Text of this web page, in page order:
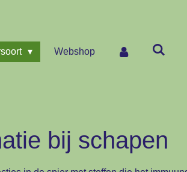
Webshop
bij schapen